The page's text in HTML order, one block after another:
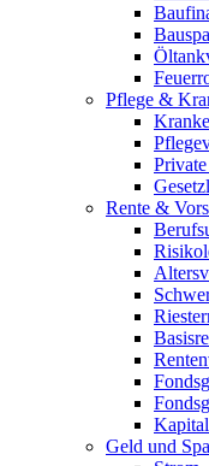
Pflege &
Rente &
Geld und